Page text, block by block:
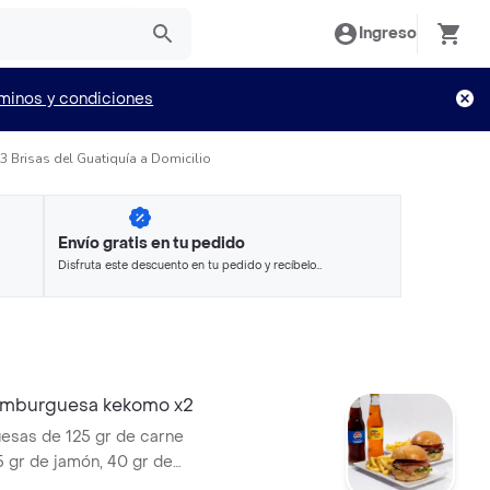
Ingreso
y condiciones
Brisas del Guatiquía a Domicilio
Envío gratis en tu pedido
Disfruta este descuento en tu pedido y recíbelo
kekomo x2
de 125 gr de carne
gr de jamón, 40 gr de